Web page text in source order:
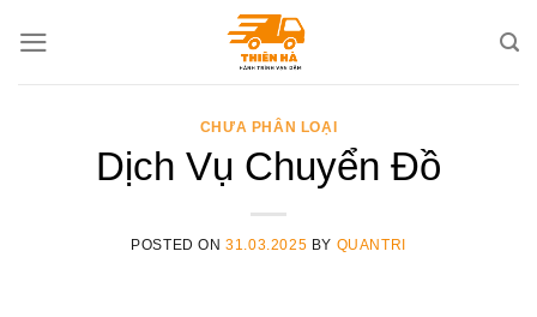
CHƯA PHÂN LOẠI
Dịch Vụ Chuyển Đồ
POSTED ON31.03.2025 BY QUANTRI